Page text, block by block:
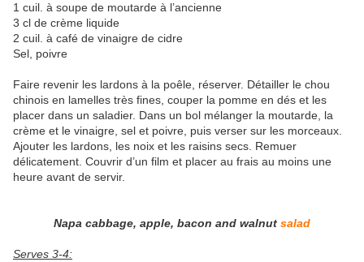
1 cuil. à soupe de moutarde à l’ancienne
3 cl de crème liquide
2 cuil. à café de vinaigre de cidre
Sel, poivre
Faire revenir les lardons à la poêle, réserver. Détailler le chou
chinois en lamelles très fines, couper la pomme en dés et les
placer dans un saladier. Dans un bol mélanger la moutarde, la
crème et le vinaigre, sel et poivre, puis verser sur les morceaux.
Ajouter les lardons, les noix et les raisins secs. Remuer
délicatement. Couvrir d’un film et placer au frais au moins une
heure avant de servir.
Napa cabbage, apple, bacon and walnut salad
Serves 3-4: